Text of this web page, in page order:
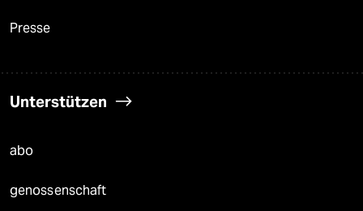
Presse
Unterstützen
abo
genossenschaft